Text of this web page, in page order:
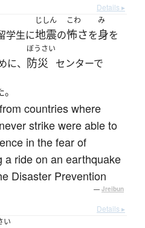
Details ▸
学生に
じしん
地震の
こわ
怖さを
み
身を
、
ぼうさい
防災 センターで
countries where
strike were able to
in the fear of
a ride on an earthquake
Disaster Prevention
— Jreibun
Details ▸
い